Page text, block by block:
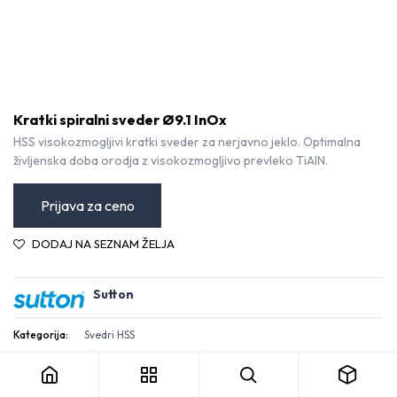
Kratki spiralni sveder Ø9.1 InOx
HSS visokozmogljivi kratki sveder za nerjavno jeklo. Optimalna
življenska doba orodja z visokozmogljivo prevleko TiAlN.
Prijava za ceno
DODAJ NA SEZNAM ŽELJA
Sutton
Kategorija: Svedri HSS
Pogoji in določila
30-dnevna garancija za vračilo denarja